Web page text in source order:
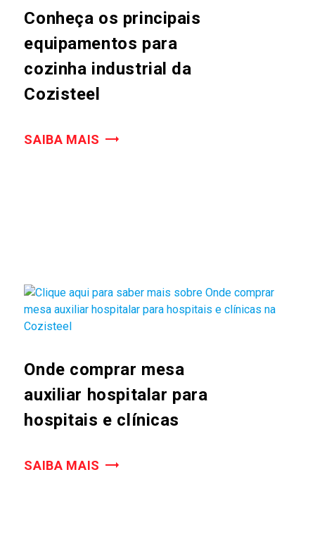
Conheça os principais
equipamentos para
cozinha industrial da
Cozisteel
SAIBA MAIS
Onde comprar mesa
auxiliar hospitalar para
hospitais e clínicas
SAIBA MAIS